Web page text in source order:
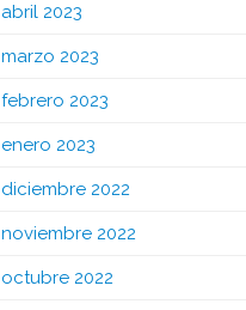
abril 2023
marzo 2023
febrero 2023
enero 2023
diciembre 2022
noviembre 2022
octubre 2022